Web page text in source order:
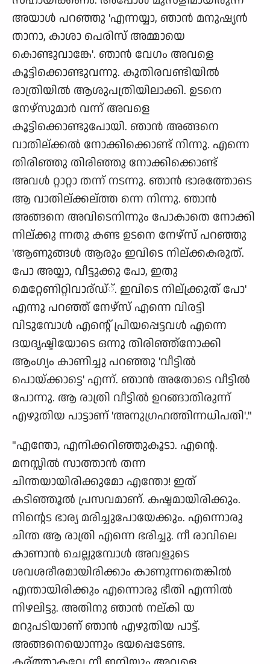
അയാള്‍ പറഞ്ഞു 'എന്നയ്യാ, ഞാന്‍ മനുഷ്യന്‍
താനാ, കാശാ പെരിസ് അമ്മായെ
കൊണ്ടുവാങ്കേ'. ഞാന്‍ വേഗം അവളെ
കൂട്ടിക്കൊണ്ടുവന്നു. കുതിരവണ്ടിയില്‍
രാത്രിയില്‍ ആശുപത്രിയിലാക്കി. ഉടനെ
നേഴ്സുമാര്‍ വന്ന് അവളെ
കൂട്ടിക്കൊണ്ടുപോയി. ഞാന്‍ അങ്ങനെ
വാതില്ക്കല്‍ നോക്കിക്കൊണ്ട് നിന്നു. എന്നെ
തിരിഞ്ഞു തിരിഞ്ഞു നോക്കിക്കൊണ്ട്
അവള്‍ റ്റാറ്റാ തന്ന് നടന്നു. ഞാന്‍ ഭാരത്തോടെ
ആ വാതില്ക്കല്ത്ത ന്നെ നിന്നു. ഞാന്‍
അങ്ങനെ അവിടെനിന്നും പോകാതെ നോക്കി
നില്ക്കു ന്നതു കണ്ട ഉടനെ നേഴ്സ് പറഞ്ഞു
'ആണുങ്ങള്‍ ആരും ഇവിടെ നില്ക്കകരുത്.
പോ അയ്യാ, വീട്ടുക്കു പോ, ഇതു
മെറ്റേണിറ്റിവാര്ഡ്്. ഇവിടെ നില്ക്ക്രുത് പോ'
എന്നു പറഞ്ഞ് നേഴ്സ് എന്നെ വിരട്ടി
വിടുമ്പോള്‍ എന്റെ് പ്രിയപ്പെട്ടവള്‍ എന്നെ
ദയദൃഷ്ടിയോടെ ഒന്നു തിരിഞ്ഞ്നോക്കി
ആംഗ്യം കാണിച്ചു പറഞ്ഞു 'വീട്ടില്‍
പൊയ്ക്കാട്ടെ' എന്ന്. ഞാന്‍ അതോടെ വീട്ടില്‍
പോന്നു. ആ രാത്രി വീട്ടില്‍ ഉറങ്ങാതിരുന്ന്
എഴുതിയ പാട്ടാണ് 'അനുഗ്രഹത്തിന്നധിപതി'."
"എന്തോ, എനിക്കറിഞ്ഞുകൂടാ. എന്റെ.
മനസ്സില്‍ സാത്താന്‍ തന്ന
ചിന്തയായിരിക്കുമോ എന്തോ! ഇത്
കടിഞ്ഞൂല്‍ പ്രസവമാണ്. കഷ്ടമായിരിക്കും.
നിന്റെട ഭാര്യ മരിച്ചുപോയേക്കും. എന്നൊരു
ചിന്ത ആ രാത്രി എന്നെ ഭരിച്ചു. നീ രാവിലെ
കാണാന്‍ ചെല്ലുമ്പോള്‍ അവളുടെ
ശവശരീരമായിരിക്കാം കാണുന്നതെങ്കില്‍
എന്തായിരിക്കും എന്നൊരു ഭീതി എന്നില്‍
നിഴലിട്ടു. അതിനു ഞാന്‍ നല്കി യ
മറുപടിയാണ് ഞാന്‍ എഴുതിയ പാട്ട്.
അങ്ങനെയൊന്നും ഭയപ്പെടേണ്ട.